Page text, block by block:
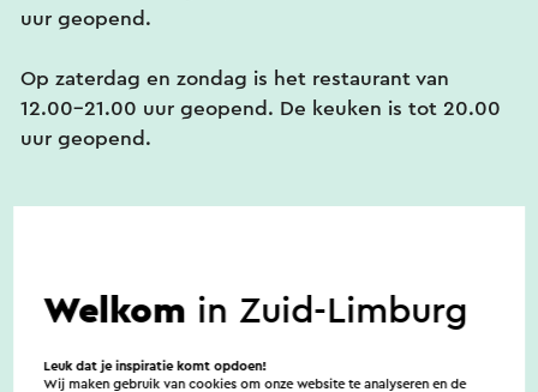
uur geopend.
Op zaterdag en zondag is het restaurant van
12.00-21.00 uur geopend. De keuken is tot 20.00
uur geopend.
toegankelijkheidsvoorzieningen
Welkom in Zuid-Limburg
Leuk dat je inspiratie komt opdoen!
Wij maken gebruik van cookies om onze website te analyseren en de